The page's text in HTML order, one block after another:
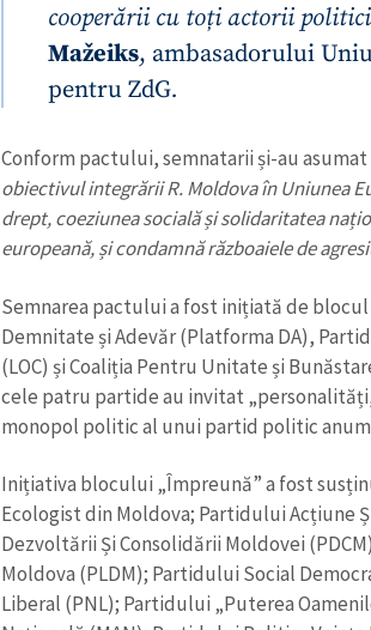
cooperării cu toți actorii
Mažeiks, ambasadorului
pentru ZdG.
Conform pactului, semnatarii și-au asumat
obiectivul integrării R. Moldova în Uniunea
drept, coeziunea socială și solidaritatea
europeană, și condamnă războaiele de
Semnarea pactului a fost inițiată de
Demnitate și Adevăr (Platforma DA),
(LOC) și Coaliția Pentru Unitate și
cele patru partide au invitat
monopol politic al unui partid politic
Inițiativa blocului „Împreună” a fost
Ecologist din Moldova; Partidului Acțiune
Dezvoltării Și Consolidării Moldovei
Moldova (PLDM); Partidului Social
Liberal (PNL); Partidului „Puterea
Titlu știre
Link media